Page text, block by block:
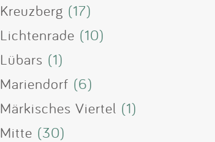
Kreuzberg (17)
Lichtenrade (10)
Lübars (1)
Mariendorf (6)
Märkisches Viertel (1)
Mitte (30)